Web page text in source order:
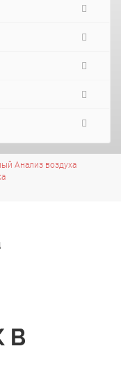
Анализ воздуха
В